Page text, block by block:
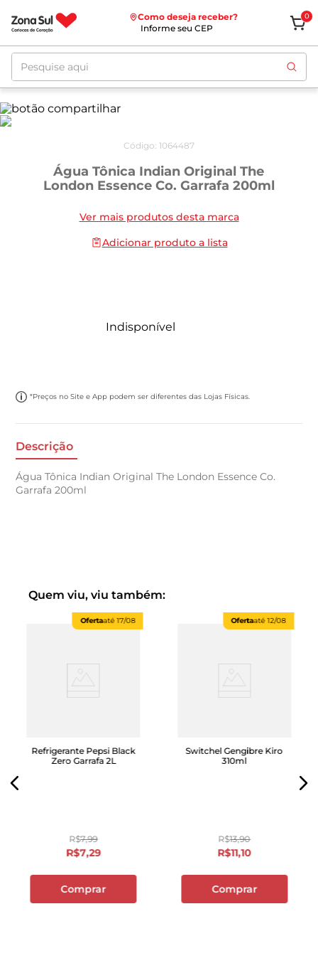
Como deseja receber?
Informe seu CEP
0
Pesquise aqui
Código: 1064487
Água Tônica Indian Original The
London Essence Co. Garrafa 200ml
Ver mais produtos desta marca
Adicionar produto a lista
Indisponível
*Preços no Site e App podem ser diferentes das Lojas Físicas.
Descrição
Água Tônica Indian Original The London Essence Co.
Garrafa 200ml
Quem viu, viu também:
Ofertaaté17/08
Refrigerante Pepsi Black
Zero Garrafa 2L
R$7,99
R$7,29
Comprar
Ofertaaté12/08
Switchel Gengibre Kiro
310ml
R$13,90
R$11,10
Comprar